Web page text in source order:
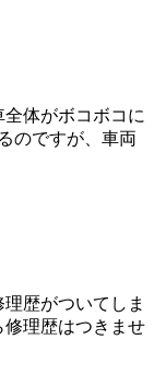
体がボコボコに
のですが、車両
歴がついてしま
理歴はつきませ